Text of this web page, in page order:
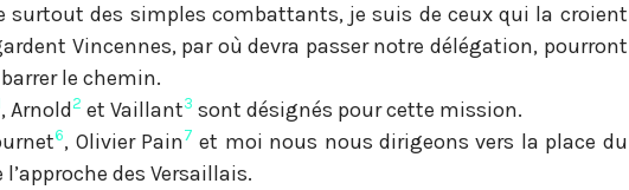
des simples combattants, je suis de ceux qui la croient
Vincennes, par où devra passer notre délégation, pourront
le chemin.
, Arnold2 et Vaillant3 sont désignés pour cette mission.
6, Olivier Pain7 et moi nous nous dirigeons vers la place du
des Versaillais.